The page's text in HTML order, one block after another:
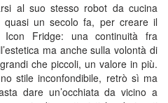
al suo stesso robot da cucina
quasi un secolo fa, per creare il
Icon Fridge: una continuità fra
ma anche sulla volontà di
che piccoli, un valore in più.
stile inconfondibile, retrò sì ma
dare un’occhiata da vicino a